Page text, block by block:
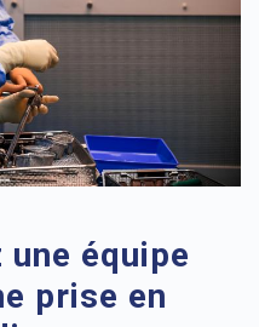
équipe
prise en